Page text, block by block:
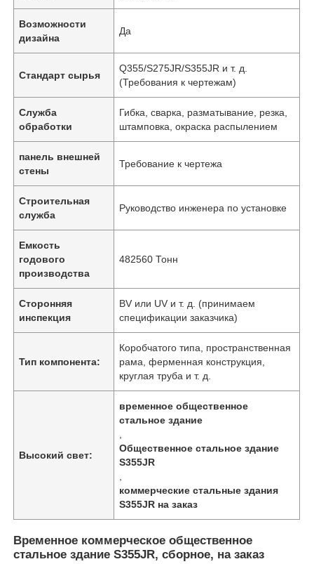
Ролики
Возможности
дизайна
Да
Стандарт сырья
Q355/S275JR/S355JR и т. д.
(Требования к чертежам)
Служба
обработки
Гибка, сварка, разматывание, резка,
штамповка, окраска распылением
панель внешней
стены
Требование к чертежа
Строительная
служба
Руководство инженера по установке
Емкость
годового
производства
482560 Тонн
Сторонняя
инспекция
BV или UV и т. д. (принимаем
спецификации заказчика)
Тип компонента:
Коробчатого типа, пространственная
рама, ферменная конструкция,
круглая труба и т. д.
Высокий свет:
временное общественное
стальное здание
Общественное стальное здание
S355JR
коммерческие стальные здания
S355JR на заказ
Временное коммерческое общественное
стальное здание S355JR, сборное, на заказ